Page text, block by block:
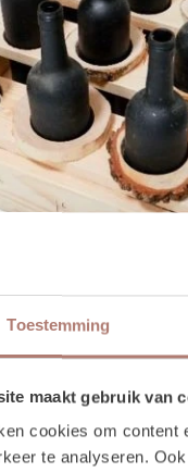
Toestemming
maakt gebruik van
cookies om content
te analyseren.